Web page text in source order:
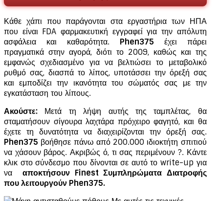
Κάθε χάπι που παράγονται στα εργαστήρια των ΗΠΑ
που είναι FDA φαρμακευτική εγγραφεί για την απόλυτη
ασφάλεια και καθαρότητα. Phen375 έχει πάρει
πραγματικά στην αγορά, διότι το 2009, καθώς και της
εμφανώς σχεδιασμένο για να βελτιώσει το μεταβολικό
ρυθμό σας, διασπά το λίπος, υποτάσσει την όρεξή σας
και εμποδίζει την ικανότητα του σώματός σας με την
εγκατάσταση του λίπους.
Ακούστε: Μετά τη λήψη αυτής της ταμπλέτας, θα
σταματήσουν σίγουρα λαχτάρα πρόχειρο φαγητό, και θα
έχετε τη δυνατότητα να διαχειρίζονται την όρεξή σας.
Phen375 βοήθησε πάνω από 200.000 ιδιοκτήτη σπιτιού
να χάσουν βάρος. Ακριβώς ό, τι σας περιμένουν ?. Κάντε
κλικ στο σύνδεσμο που δίνονται σε αυτό το write-up για
νααποκτήσουν Finest Συμπληρώματα Διατροφής
που λειτουργούν Phen375.